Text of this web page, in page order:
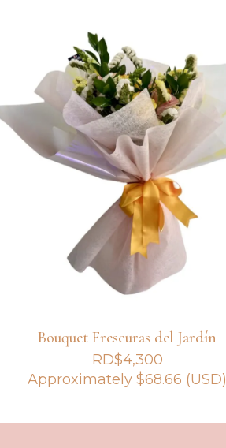
Bouquet Frescuras del Jardín
RD$4,300
Approximately$68.66 (USD)